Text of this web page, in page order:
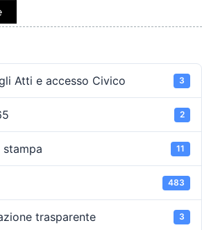
Atti e accesso Civico 3
2
11
483
trasparente 3